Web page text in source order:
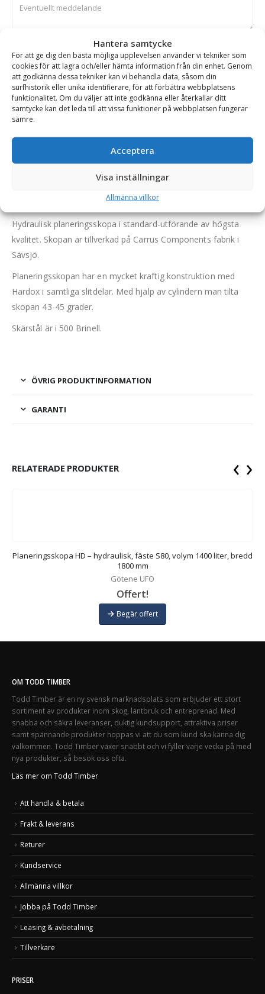
Hantera samtycke
För att ge dig den bästa möjliga upplevelsen använder vi tekniker som
cookies för att lagra och/eller hämta information från din enhet. Genom
att godkänna dessa tekniker kan vi behandla data, såsom din
surfhistorik eller unika identifierare, för att förbättra webbplatsens
funktionalitet. Om du väljer att inte godkänna eller återkallar ditt
samtycke kan det leda till att vissa funktioner på webbplatsen fungerar
sämre.
Acceptera
Visa inställningar
Allmänna villkor
Se alla produkter inom samma kategori
Hydrauliska Planeringsskopor
Hydraulisk planeringsskopa i standard-utförande av högsta
kvalitet. Skopan är tillverkad på Carrus Components fabrik i
Sävsjö.
Planeringsskopan har en mycket kraftig konstruktion med
Hardox i samtliga slitdelar. Med hjälp av cylindern man tilta
skopan 43-45 grader.
Skärstål är i 500 Brinell.
ÖVRIG PRODUKTINFORMATION
GARANTI
RELATERADE PRODUKTER
Planeringsskopa HD – hydraulisk, fäste S80, volym 1400 liter, bredd
1800 mm
Götene UFO
Offert!
Begär offert
‹ ›
OM TODD TIMBER
Todd Timber är en ny svensk marknadsplats som erbjuder ett stort
sortiment av produkter inom skog, lantbruk och entreprenad. Med
snabba och säkra leveranser, duktig kundsupport, attraktiva priser
samt spännande produkter hoppas vi att du som kund ska känna dig
välkommen. Todd Timber växer snabbt och vi fyller varje vecka på med
nya produkter, så besök oss ofta.
Läs mer om Todd Timber
Att handla & betala
Frakt & leverans
Returer
Kundservice
Allmänna villkor
Jobba på Todd Timber
Leasing & avbetalning
Tillverkare
PRISER